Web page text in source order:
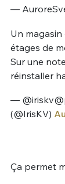
—
Un
étages de
Sur une
réinstaller
— @
(@IrisKV)
Ça permet